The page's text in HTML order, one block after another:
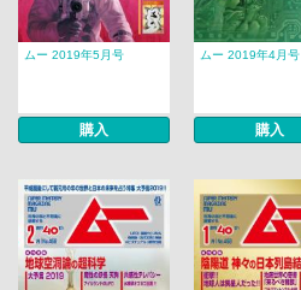
ムー 2019年5月号
購入
ムー 2019年4月号
購入